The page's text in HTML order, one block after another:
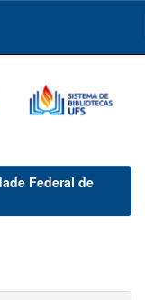
Federal de